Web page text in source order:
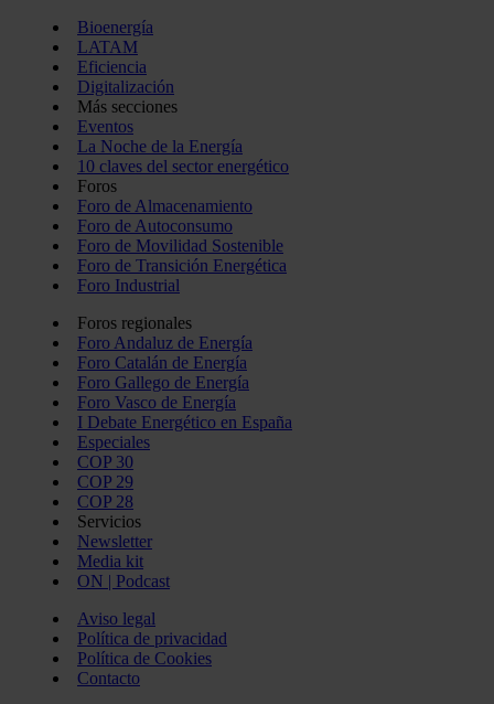
Bioenergía
LATAM
Eficiencia
Digitalización
Más secciones
Eventos
La Noche de la Energía
10 claves del sector energético
Foros
Foro de Almacenamiento
Foro de Autoconsumo
Foro de Movilidad Sostenible
Foro de Transición Energética
Foro Industrial
Foros regionales
Foro Andaluz de Energía
Foro Catalán de Energía
Foro Gallego de Energía
Foro Vasco de Energía
I Debate Energético en España
Especiales
COP 30
COP 29
COP 28
Servicios
Newsletter
Media kit
ON | Podcast
Aviso legal
Política de privacidad
Política de Cookies
Contacto